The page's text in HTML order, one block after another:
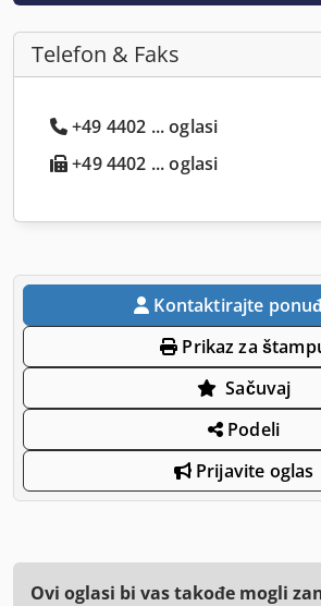
Telefon & Faks
+49 4402 ... oglasi
+49 4402 ... oglasi
Kontaktirajte
Prikaz za
Sačuvaj
Podeli
Prijavite oglas
Ovi oglasi bi vas takođe mogli